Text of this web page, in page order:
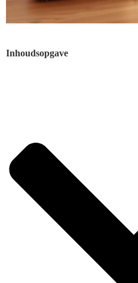
Inhoudsopgave